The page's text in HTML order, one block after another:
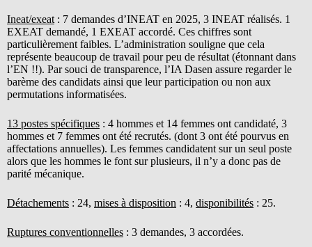
Ineat/exeat : 7 demandes d’INEAT en 2025, 3 INEAT réalisés. 1
EXEAT demandé, 1 EXEAT accordé. Ces chiffres sont
particulièrement faibles. L’administration souligne que cela
représente beaucoup de travail pour peu de résultat (étonnant dans
l’EN !!). Par souci de transparence, l’IA Dasen assure regarder le
barème des candidats ainsi que leur participation ou non aux
permutations informatisées.
13 postes spécifiques : 4 hommes et 14 femmes ont candidaté, 3
hommes et 7 femmes ont été recrutés. (dont 3 ont été pourvus en
affectations annuelles). Les femmes candidatent sur un seul poste
alors que les hommes le font sur plusieurs, il n’y a donc pas de
parité mécanique.
Détachements : 24, mises à disposition : 4, disponibilités : 25.
Ruptures conventionnelles : 3 demandes, 3 accordées.